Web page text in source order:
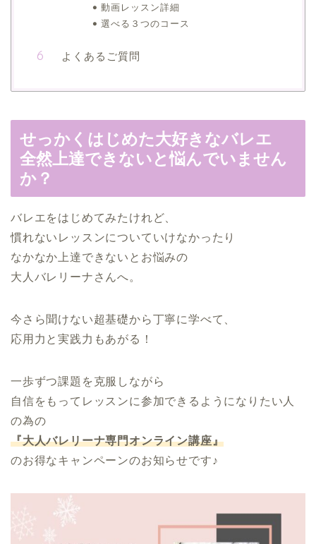
動画レッスン詳細
選べる３つのコース
よくあるご質問
せっかくはじめた大好きなバレエ
全然上達できないと悩んでいません
か？
バレエをはじめてみたけれど、
慣れないレッスンについていけなかったり
なかなか上達できないとお悩みの
大人バレリーナさんへ。
今さら聞けない超基礎から丁寧に学べて、
応用力と実践力もあがる！
一歩ずつ課題を克服しながら
自信をもってレッスンに参加できるようになりたい人
の為の
『大人バレリーナ専門オンライン講座』
のお得なキャンペーンのお知らせです♪